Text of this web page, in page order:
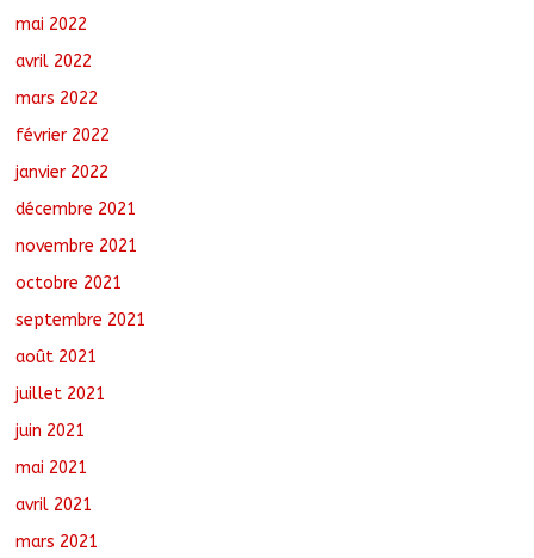
mai 2022
avril 2022
mars 2022
février 2022
janvier 2022
décembre 2021
novembre 2021
octobre 2021
septembre 2021
août 2021
juillet 2021
juin 2021
mai 2021
avril 2021
mars 2021